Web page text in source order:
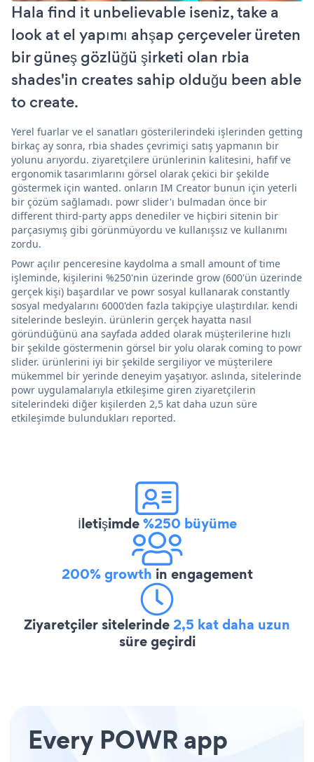
Hala find it unbelievable iseniz, take a
look at el yapımı ahşap çerçeveler üreten
bir güneş gözlüğü şirketi olan rbia
shades'in creates sahip olduğu been able
to create.
Yerel fuarlar ve el sanatları gösterilerindeki işlerinden getting
birkaç ay sonra, rbia shades çevrimiçi satış yapmanın bir
yolunu arıyordu. ziyaretçilere ürünlerinin kalitesini, hafif ve
ergonomik tasarımlarını görsel olarak çekici bir şekilde
göstermek için wanted. onların IM Creator bunun için yeterli
bir çözüm sağlamadı. powr slider'ı bulmadan önce bir
different third-party apps denediler ve hiçbiri sitenin bir
parçasıymış gibi görünmüyordu ve kullanışsız ve kullanımı
zordu.
Powr açılır penceresine kaydolma a small amount of time
işleminde, kişilerini %250'nin üzerinde grow (600'ün üzerinde
gerçek kişi) başardılar ve powr sosyal kullanarak constantly
sosyal medyalarını 6000'den fazla takipçiye ulaştırdılar. kendi
sitelerinde besleyin. ürünlerin gerçek hayatta nasıl
göründüğünü ana sayfada added olarak müşterilerine hızlı
bir şekilde göstermenin görsel bir yolu olarak coming to powr
slider. ürünlerini iyi bir şekilde sergiliyor ve müşterilere
mükemmel bir yerinde deneyim yaşatıyor. aslında, sitelerinde
powr uygulamalarıyla etkileşime giren ziyaretçilerin
sitelerindeki diğer kişilerden 2,5 kat daha uzun süre
etkileşimde bulundukları reported.
İletişimde%250 büyüme
200% growth in engagement
Ziyaretçiler sitelerinde2,5 kat daha uzun
süre geçirdi
Every POWR app